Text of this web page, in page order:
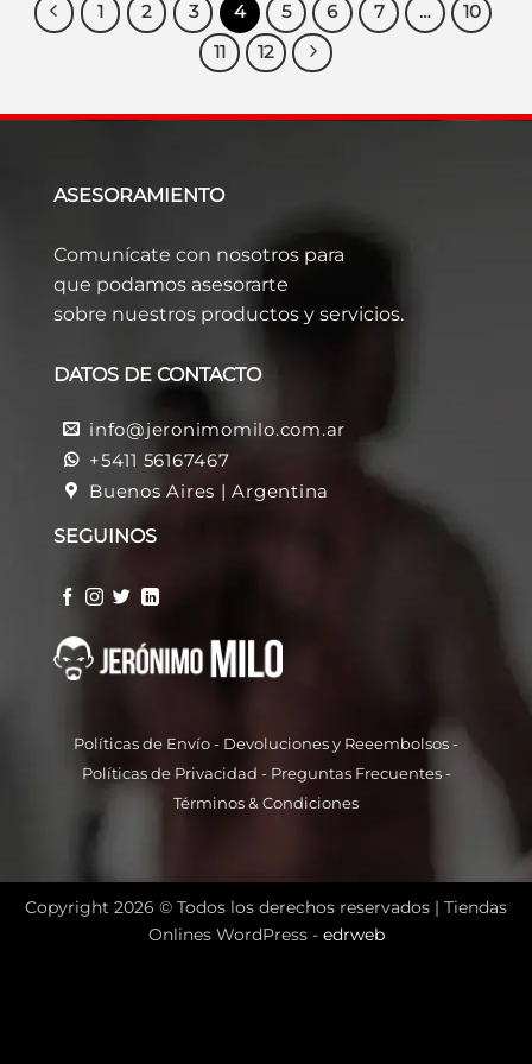
1 2 3 4 5 6 7 …
10
11
12
ASESORAMIENTO
Comunícate con nosotros para
que podamos asesorarte
sobre nuestros productos y servicios.
DATOS DE CONTACTO
info@jeronimomilo.com.ar
+5411 56167467
Buenos Aires | Argentina
SEGUINOS
Políticas de Envío - Devoluciones y Reeembolsos -
Políticas de Privacidad - Preguntas Frecuentes-
Términos & Condiciones
Copyright 2026 © Todos los derechos reservados | Tiendas
Onlines WordPress - edrweb